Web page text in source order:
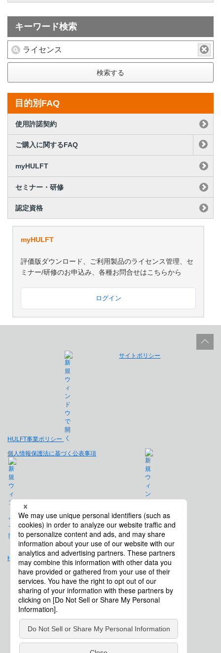
キーワード検索
検索する
目的別FAQ
使用許諾契約
ご購入に関するFAQ
myHULFT
セミナー・研修
認定資格
myHULFT
評価版ダウンロード、ご利用製品のライセンス管理、セ
ミナー/研修のお申込み、各種お問合せはこちらから
ログイン
HULFT事業ポリシー
サイトポリシー
個人情報保護法に基づく公表事項
免責事項
Hulft.com
会社概要